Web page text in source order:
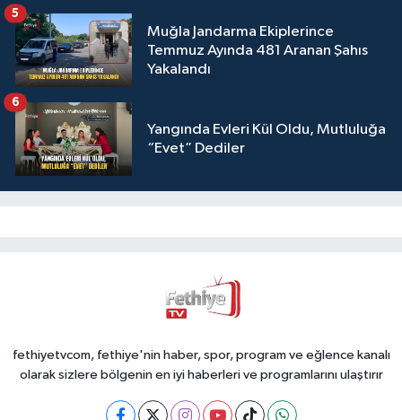
Muğla Jandarma Ekiplerince
Temmuz Ayında 481 Aranan Şahıs
Yakalandı
5
Yangında Evleri Kül Oldu, Mutluluğa
“Evet” Dediler
6
fethiyetvcom, fethiye'nin haber, spor, program ve eğlence kanalı
olarak sizlere bölgenin en iyi haberleri ve programlarını ulaştırır